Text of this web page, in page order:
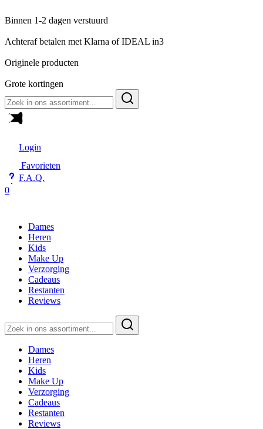
Binnen 1-2 dagen verstuurd
Achteraf betalen met Klarna of IDEAL in3
Originele producten
Grote kortingen
naar:
Login
Favorieten
F.A.Q.
0
Dames
Heren
Kids
Make Up
Verzorging
Cadeaus
Restanten
Reviews
naar:
Dames
Heren
Kids
Make Up
Verzorging
Cadeaus
Restanten
Reviews